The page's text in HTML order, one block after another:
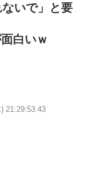
ないで」と要
白いｗ
21:29:53.43